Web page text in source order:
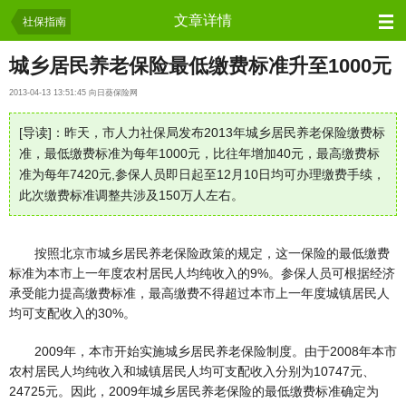
社保指南 文章详情
城乡居民养老保险最低缴费标准升至1000元
2013-04-13 13:51:45 向日葵保险网
[导读]：昨天，市人力社保局发布2013年城乡居民养老保险缴费标
准，最低缴费标准为每年1000元，比往年增加40元，最高缴费标
准为每年7420元,参保人员即日起至12月10日均可办理缴费手续，
此次缴费标准调整共涉及150万人左右。
按照北京市城乡居民养老保险政策的规定，这一保险的最低缴费
标准为本市上一年度农村居民人均纯收入的9%。参保人员可根据经济
承受能力提高缴费标准，最高缴费不得超过本市上一年度城镇居民人
均可支配收入的30%。
2009年，本市开始实施城乡居民养老保险制度。由于2008年本市
农村居民人均纯收入和城镇居民人均可支配收入分别为10747元、
24725元。因此，2009年城乡居民养老保险的最低缴费标准确定为